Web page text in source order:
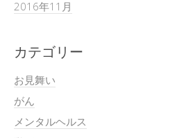
2016年11月
カテゴリー
お見舞い
がん
メンタルヘルス